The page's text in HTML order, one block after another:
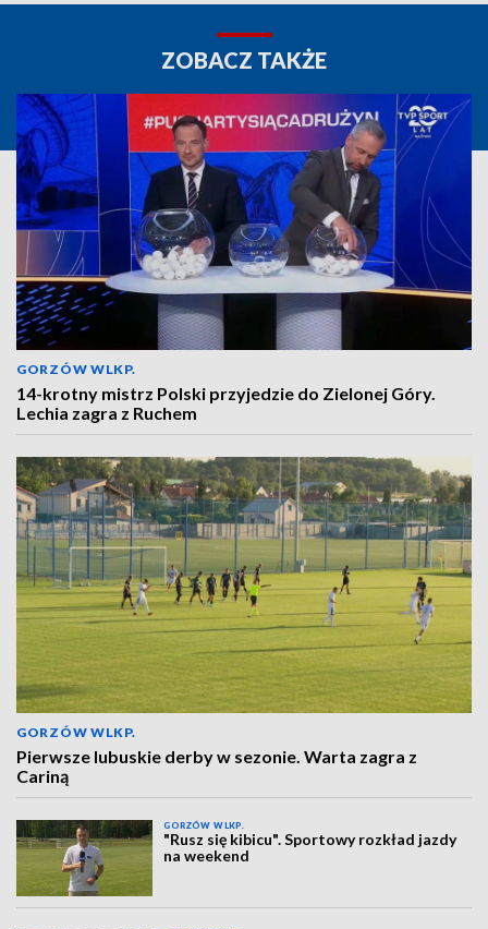
ZOBACZ TAKŻE
GORZÓW WLKP.
14-krotny mistrz Polski przyjedzie do Zielonej Góry.
Lechia zagra z Ruchem
GORZÓW WLKP.
Pierwsze lubuskie derby w sezonie. Warta zagra z
Cariną
GORZÓW WLKP.
"Rusz się kibicu". Sportowy rozkład jazdy
na weekend